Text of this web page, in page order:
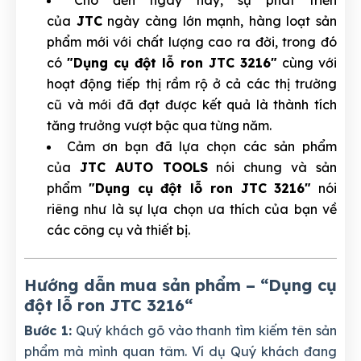
của JTCngày càng lớn mạnh, hàng loạt sản
phẩm mới với chất lượng cao ra đời, trong đó
có"Dụng cụ đột lỗ ron JTC 3216"cùng với
hoạt động tiếp thị rầm rộ ở cả các thị trường
cũ và mới đã đạt được kết quả là thành tích
tăng trưởng vượt bậc qua từng năm.
Cảm ơn bạn đã lựa chọn các sản phẩm
của JTC AUTO TOOLSnói chung và sản
phẩm "Dụng cụ đột lỗ ron JTC 3216" nói
riêng như là sự lựa chọn ưa thích của bạn về
các công cụ và thiết bị.
Hướng dẫn mua sản phẩm – “Dụng cụ
đột lỗ ron JTC 3216“
Bước 1:Quý khách gõ vào thanh tìm kiếm tên sản
phẩm mà mình quan tâm. Ví dụ Quý khách đang